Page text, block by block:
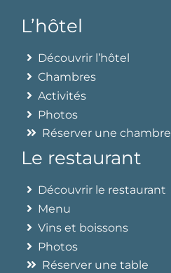
L’hôtel
Découvrir l’hôtel
Chambres
Activités
Photos
Réserver une chambre
Le restaurant
Découvrir le restaurant
Menu
Vins et boissons
Photos
Réserver une table